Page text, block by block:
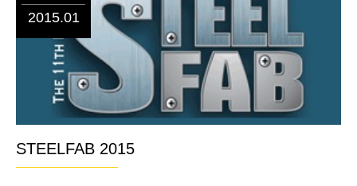
2015.01
STEELFAB 2015